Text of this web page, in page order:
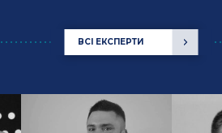
14.01.2025 Події
ВСІ ЕКСПЕРТИ